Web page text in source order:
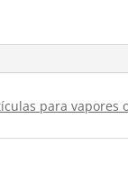
para vapores